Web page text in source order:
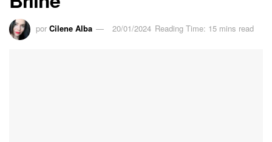
por Cilene Alba 20/01/2024 Reading Time: 15 mins read